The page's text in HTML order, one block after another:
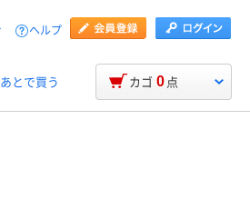
ヘルプ
あとで買う カゴ 0 点